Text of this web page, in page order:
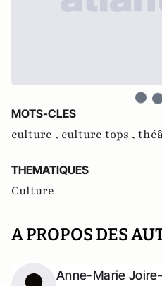
MOTS-CLES
culture , culture tops ,
THEMATIQUES
Culture
A PROPOS DES
Anne-Marie